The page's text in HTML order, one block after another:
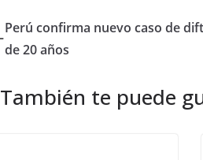
Perú confirma nuevo caso de
de 20 años
También te puede